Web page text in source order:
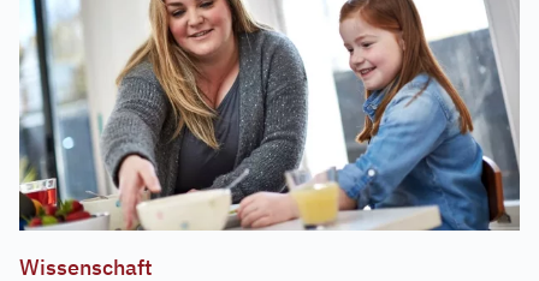
Wissenschaft